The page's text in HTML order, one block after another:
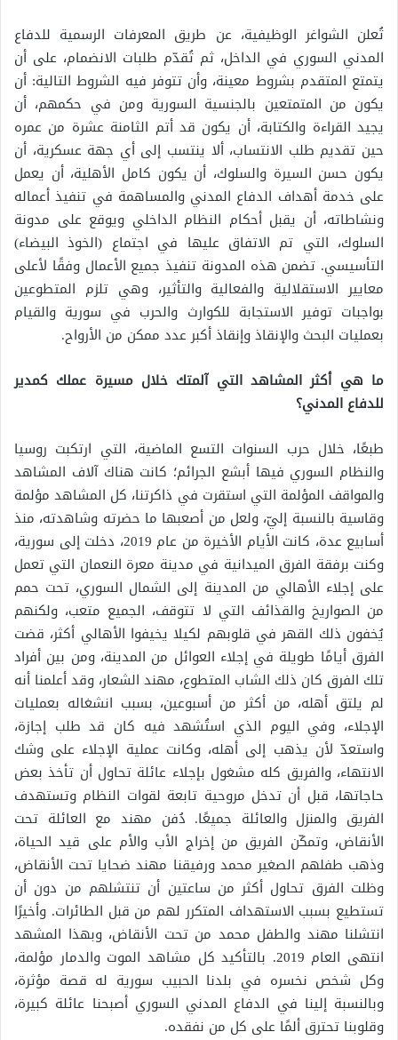
تُعلن الشواغر الوظيفية، عن طريق المعرفات الرسمية للدفاع
المدني السوري في الداخل، ثم تُقدّم طلبات الانضمام، على أن
يتمتع المتقدم بشروط معينة، وأن تتوفر فيه الشروط التالية: أن
يكون من المتمتعين بالجنسية السورية ومن في حكمهم، أن
يجيد القراءة والكتابة، أن يكون قد أتم الثامنة عشرة من عمره
حين تقديم طلب الانتساب، ألا ينتسب إلى أي جهة عسكرية، أن
يكون حسن السيرة والسلوك، أن يكون كامل الأهلية، أن يعمل
على خدمة أهداف الدفاع المدني والمساهمة في تنفيذ أعماله
ونشاطاته، أن يقبل أحكام النظام الداخلي ويوقع على مدونة
السلوك، التي تم الاتفاق عليها في اجتماع (الخوذ البيضاء)
التأسيسي. تضمن هذه المدونة تنفيذ جميع الأعمال وفقًا لأعلى
معايير الاستقلالية والفعالية والتأثير، وهي تلزم المتطوعين
بواجبات توفير الاستجابة للكوارث والحرب في سورية والقيام
بعمليات البحث والإنقاذ وإنقاذ أكبر عدد ممكن من الأرواح.
ما هي أكثر المشاهد التي آلمتك خلال مسيرة عملك كمدير
للدفاع المدني؟
طبعًا، خلال حرب السنوات التسع الماضية، التي ارتكبت روسيا
والنظام السوري فيها أبشع الجرائم؛ كانت هناك آلاف المشاهد
والمواقف المؤلمة التي استقرت في ذاكرتنا، كل المشاهد مؤلمة
وقاسية بالنسبة إليّ، ولعل من أصعبها ما حضرته وشاهدته، منذ
أسابيع عدة، كانت الأيام الأخيرة من عام 2019، دخلت إلى سورية،
وكنت برفقة الفرق الميدانية في مدينة معرة النعمان التي تعمل
على إجلاء الأهالي من المدينة إلى الشمال السوري، تحت حمم
من الصواريخ والقذائف التي لا تتوقف، الجميع متعب، ولكنهم
يُخفون ذلك القهر في قلوبهم لكيلا يخيفوا الأهالي أكثر، قضت
الفرق أيامًا طويلة في إجلاء العوائل من المدينة، ومن بين أفراد
تلك الفرق كان ذلك الشاب المتطوع، مهند الشعار، وقد أعلمنا أنه
لم يلتق أهله، من أكثر من أسبوعين، بسبب انشغاله بعمليات
الإجلاء، وفي اليوم الذي استُشهد فيه كان قد طلب إجازة،
واستعدّ لأن يذهب إلى أهله، وكانت عملية الإجلاء على وشك
الانتهاء، والفريق كله مشغول بإجلاء عائلة تحاول أن تأخذ بعض
حاجاتها، قبل أن تدخل مروحية تابعة لقوات النظام وتستهدف
الفريق والمنزل والعائلة جميعًا. دُفن مهند مع العائلة تحت
الأنقاض، وتمكّن الفريق من إخراج الأب والأم على قيد الحياة،
وذهب طفلهم الصغير محمد ورفيقنا مهند ضحايا تحت الأنقاض،
وظلت الفرق تحاول أكثر من ساعتين أن تنتشلهم من دون أن
تستطيع بسبب الاستهداف المتكرر لهم من قبل الطائرات. وأخيرًا
انتشلنا مهند والطفل محمد من تحت الأنقاض، وبهذا المشهد
انتهى العام 2019. بالتأكيد كل مشاهد الموت والدمار مؤلمة،
وكل شخص نخسره في بلدنا الحبيب سورية له قصة مؤثرة،
وبالنسبة إلينا في الدفاع المدني السوري أصبحنا عائلة كبيرة،
وقلوبنا تحترق ألمًا على كل من نفقده.